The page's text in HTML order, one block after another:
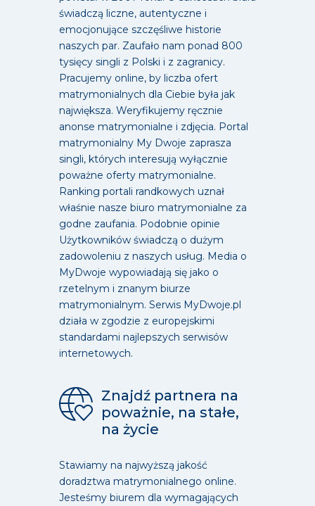
świadczą liczne, autentyczne i
emocjonujące szczęśliwe historie
naszych par. Zaufało nam ponad 800
tysięcy singli z Polski i z zagranicy.
Pracujemy online, by liczba ofert
matrymonialnych dla Ciebie była jak
największa. Weryfikujemy ręcznie
anonse matrymonialne i zdjęcia. Portal
matrymonialny My Dwoje zaprasza
singli, których interesują wyłącznie
poważne oferty matrymonialne.
Ranking portali randkowych uznał
właśnie nasze biuro matrymonialne za
godne zaufania. Podobnie opinie
Użytkowników świadczą o dużym
zadowoleniu z naszych usług. Media o
MyDwoje wypowiadają się jako o
rzetelnym i znanym biurze
matrymonialnym. Serwis MyDwoje.pl
działa w zgodzie z europejskimi
standardami najlepszych serwisów
internetowych.
Znajdź partnera na
poważnie, na stałe,
na życie
Stawiamy na najwyższą jakość
doradztwa matrymonialnego online.
Jesteśmy biurem dla wymagających